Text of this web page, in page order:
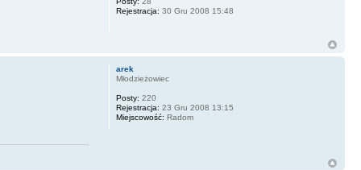
Rejestracja: 30 Gru 2008 15:48
arek
Młodzieżowiec
Posty: 220
Rejestracja: 23 Gru 2008 13:15
Miejscowość: Radom